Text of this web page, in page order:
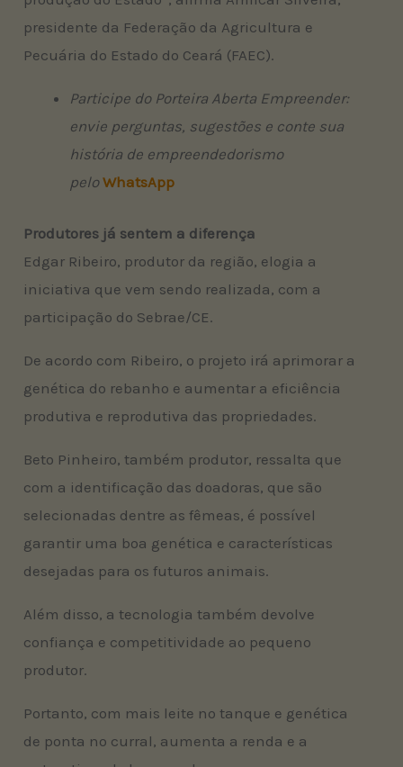
presidente da Federação da Agricultura e
Pecuária do Estado do Ceará (FAEC).
Participe do Porteira Aberta Empreender:
envie perguntas, sugestões e conte sua
história de empreendedorismo
peloWhatsApp
Produtores já sentem a diferença
Edgar Ribeiro, produtor da região, elogia a
iniciativa que vem sendo realizada, com a
participação do Sebrae/CE.
De acordo com Ribeiro, o projeto irá aprimorar a
genética do rebanho e aumentar a eficiência
produtiva e reprodutiva das propriedades.
Beto Pinheiro, também produtor, ressalta que
com a identificação das doadoras, que são
selecionadas dentre as fêmeas, é possível
garantir uma boa genética e características
desejadas para os futuros animais.
Além disso, a tecnologia também devolve
confiança e competitividade ao pequeno
produtor.
Portanto, com mais leite no tanque e genética
de ponta no curral, aumenta a renda e a